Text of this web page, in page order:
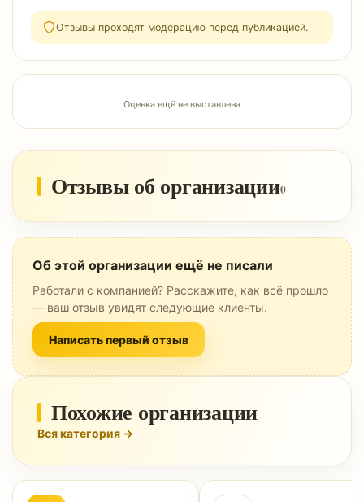
Отзывы проходят модерацию перед публикацией.
Оценка ещё не выставлена
Отзывы об организации0
Об этой организации ещё не писали
Работали с компанией? Расскажите, как всё прошло
— ваш отзыв увидят следующие клиенты.
Написать первый отзыв
Похожие организации
Вся категория →